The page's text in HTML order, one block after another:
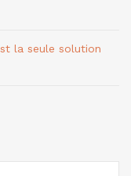
la seule solution